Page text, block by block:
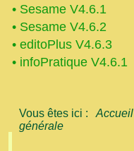
• Sesame V4.6.1
• Sesame V4.6.2
• editoPlus V4.6.3
• infoPratique V4.6.1
Vous êtes ici : Accueil
générale